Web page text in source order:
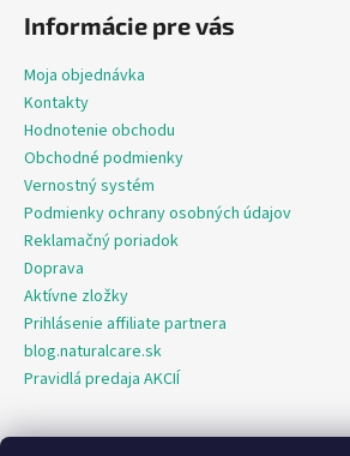
Informácie pre vás
Moja objednávka
Kontakty
Hodnotenie obchodu
Obchodné podmienky
Vernostný systém
Podmienky ochrany osobných údajov
Reklamačný poriadok
Doprava
Aktívne zložky
Prihlásenie affiliate partnera
blog.naturalcare.sk
Pravidlá predaja AKCIÍ